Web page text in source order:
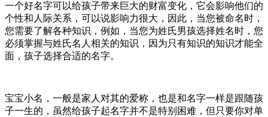
一个好名字可以给孩子带来巨大的财富变化，它会影响他们的
个性和人际关系，可以说影响力很大，因此，当您被命名时，
您需要了解各种知识，例如，当您为姓氏男孩选择姓名时，您
必须掌握与姓氏名人相关的知识，因为只有知识的知识才能全
面，孩子选择合适的名字。
宝宝小名，一般是家人对其的爱称，也是和名字一样是跟随孩
子一生的，虽然给孩子起名字并不是特别困难，但只要你对单